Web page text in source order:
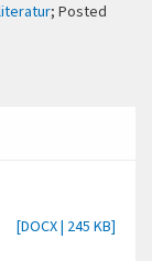
; Posted
[DOCX | 245 KB]